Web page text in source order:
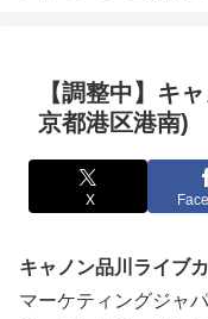
【調整中】キ
京都港区港南)
X
キャノン品川ライブ
マーケティングジャ